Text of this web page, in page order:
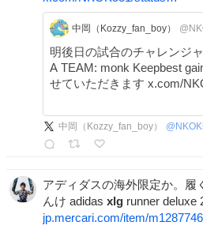
中岡（Kozzy_fan_boy）
明後日の試合のチャレンジ
A TEAM: monk Keepbest
せていただきます x.com/
中岡（Kozzy_fan_boy） @
アディダスの海外限定か。履
んけ adidas xlg runner deluxe
jp.mercari.com/item/